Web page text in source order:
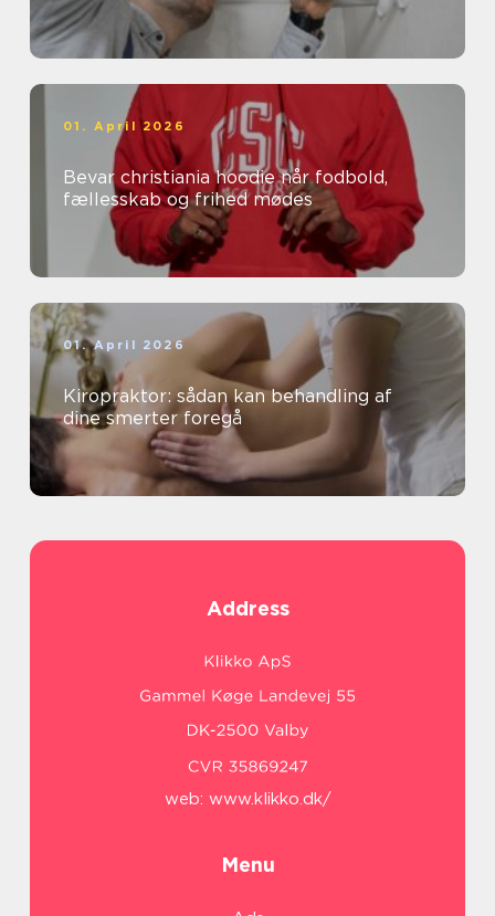
01. April 2026
Bevar christiania hoodie når fodbold,
fællesskab og frihed mødes
01. April 2026
Kiropraktor: sådan kan behandling af
dine smerter foregå
Address
web: www.klikko.dk/
Menu